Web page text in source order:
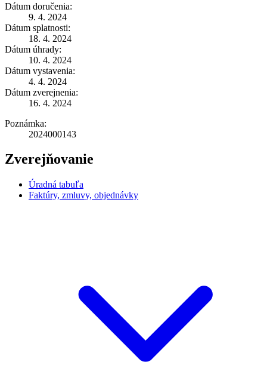
Dátum doručenia:
9. 4. 2024
Dátum splatnosti:
18. 4. 2024
Dátum úhrady:
10. 4. 2024
Dátum vystavenia:
4. 4. 2024
Dátum zverejnenia:
16. 4. 2024
Poznámka:
2024000143
Zverejňovanie
Úradná tabuľa
Faktúry, zmluvy, objednávky